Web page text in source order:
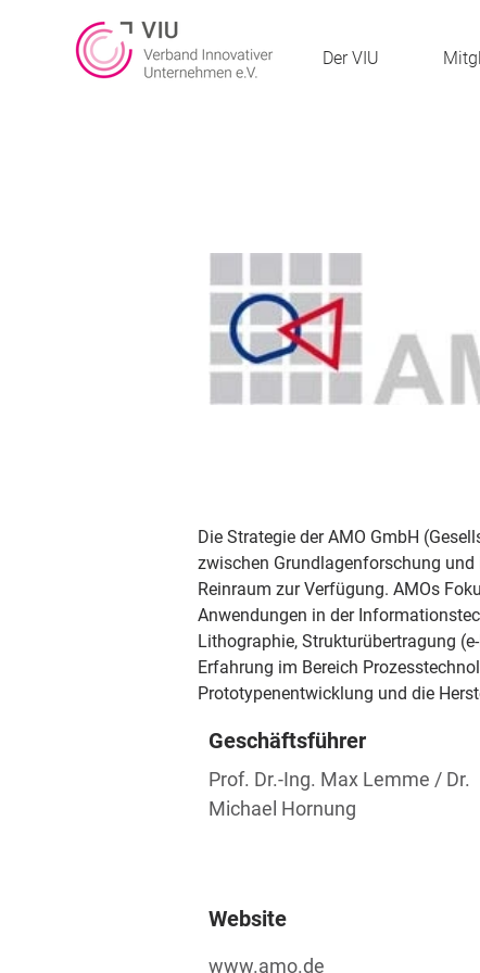
Der VIU
Die Strategie der AMO GmbH
zwischen Grundlagenforschung
Reinraum zur Verfügung. AMOs
Anwendungen in der
Lithographie, Strukturübertragung
Erfahrung im Bereich
Prototypenentwicklung und die
Geschäftsführer
Prof. Dr.-Ing. Max Lemme / Dr.
Michael Hornung
Website
www.amo.de